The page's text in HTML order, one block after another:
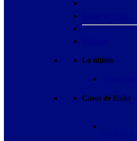
Lo último
Casos de Éxito
De 300€